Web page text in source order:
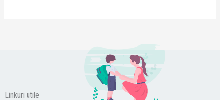
Linkuri utile